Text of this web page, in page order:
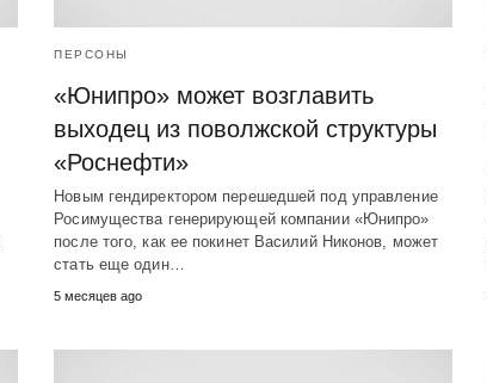
ПЕРСОНЫ
«Юнипро» может возглавить
выходец из поволжской структуры
«Роснефти»
Новым гендиректором перешедшей под управление
Росимущества генерирующей компании «Юнипро»
после того, как ее покинет Василий Никонов, может
стать еще один…
5 месяцев ago